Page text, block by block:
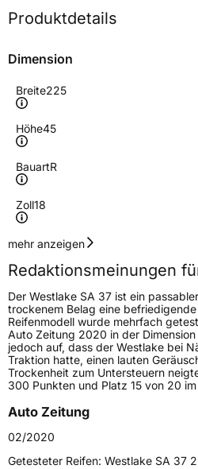
Produktdetails
Dimension
Breite225
Höhe45
BauartR
Zoll18
Geschwindigkeitsindex
Höchstgeschwindigkeit
300 km/h
Lastindex95
Höchstlast690 kg
Generelle Merkmale
FahrzeugtypPKW
Verwendung
Modellname SA 37
mehr anzeigen
Redaktionsmeinungen
Der Westlake SA 37 ist ein
trockenem Belag eine
Reifenmodell wurde mehrfach
Auto Zeitung 2020 in der
jedoch auf, dass der Westlake bei
Traktion hatte, einen lauten
Trockenheit zum Untersteuern
300 Punkten und Platz 15 von 20 im
Auto Zeitung
02/2020
Getesteter Reifen: Westlake SA 37